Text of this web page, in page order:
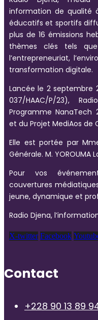
information de qualité
éducatifs et sportifs
plus de 16 émissions
thèmes clés tels
l’entrepreneuriat,
transformation digitale.
Lancée le 2 septembre
037/HAAC/P/23),
Programme NanaTech
et du Projet MediAos de
Elle est portée par
Générale. M.
Pour vos
couvertures
jeune, dynamique et
Radio Djena,
X-twitter Facebook
Contact
+228 90 13 89